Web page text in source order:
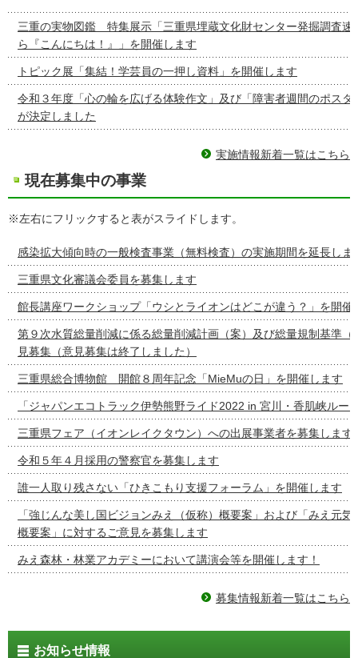
三重の実物図鑑 特集展示「三重県埋蔵文化財センター発掘調査
ら『こんにちは！』」を開催します
トピック展「集結！学芸員の一押し資料」を開催します
令和３年度「心の輪を広げる体験作文」及び「障害者週間のポスタ
が決定しました
実施情報新着一覧はこちら
現在募集中の事業
※左右にフリックすると表がスライドします。
感染拡大傾向時の一般検査事業（無料検査）の実施期間を延長しま
三重県文化審議会委員を募集します
館長講座ワークショップ「ウシとライオンはどこが違う？」を開催
第９次水質総量削減に係る総量削減計画（案）及び総量規制基準（
見募集（意見募集は終了しました）
三重県総合博物館 開館８周年記念「MieMuの日」を開催します
「ジャパンエコトラック伊勢熊野ライド2022 in 宮川・香肌峡ルー
三重県フェア（イオンレイクタウン）への出展事業者を募集します
令和５年４月採用の警察官を募集します
誰一人取り残さない「ひきこもり支援フォーラム」を開催します
「強じんな美し国ビジョンみえ（仮称）概要案」および「みえ元
概要案」に対するご意見を募集します
みえ森林・林業アカデミーにおいて講演会等を開催します！
募集情報新着一覧はこちら
お知らせ情報